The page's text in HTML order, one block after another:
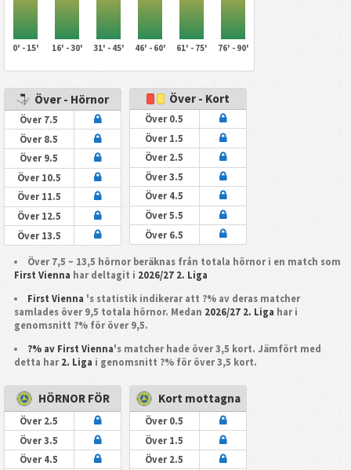
0' - 15' 16' - 30' 31' - 45' 46' - 60' 61' - 75' 76' - 90'
Över - Hörnor
Över 7.5
Över 8.5
Över 9.5
Över 10.5
Över 11.5
Över 12.5
Över 13.5
Över - Kort
Över 0.5
Över 1.5
Över 2.5
Över 3.5
Över 4.5
Över 5.5
Över 6.5
Över 7,5 ~ 13,5 hörnor beräknas från totala hörnor i en match som
First Vienna har deltagit i 2026/27 2. Liga
First Vienna 's statistik indikerar att ?% av deras matcher
samlades över 9,5 totala hörnor. Medan 2026/27 2. Liga har i
genomsnitt ?% för över 9,5.
?% av First Vienna's matcher hade över 3,5 kort. Jämfört med
detta har 2. Liga i genomsnitt ?% för över 3,5 kort.
HÖRNOR FÖR
Över 2.5
Över 3.5
Över 4.5
Kort mottagna
Över 0.5
Över 1.5
Över 2.5